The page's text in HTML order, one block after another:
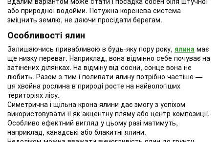
або природної водойми. Потужна коренева система
зміцнить землю, не даючи просідати берегам.
Особливості ялин
Залишаючись привабливою в будь-яку пору року, ялина має
ще низку переваг. Наприклад, вона відмінно себе почуває на
затінених ділянках. На відміну від сосни, сонце вона не
любить. Разом з тим і поливати ялину потрібно частіше —
ця хвойна рослина в природі росте на найвологіших
територіях лісу.
Симетрична і щільна крона ялини дає змогу з успіхом
використовувати її як акцентну пляму або центр композиції.
Особливо ефектний вигляд у цьому разі матимуть,
наприклад, канадські або блакитні ялини.